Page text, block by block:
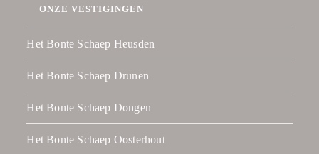
ONZE VESTIGINGEN
Het Bonte Schaep Heusden
Het Bonte Schaep Drunen
Het Bonte Schaep Dongen
Het Bonte Schaep Oosterhout